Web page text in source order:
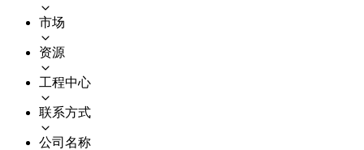
市场
资源
工程中心
联系方式
公司名称